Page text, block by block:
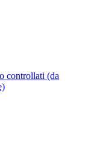
controllati (da